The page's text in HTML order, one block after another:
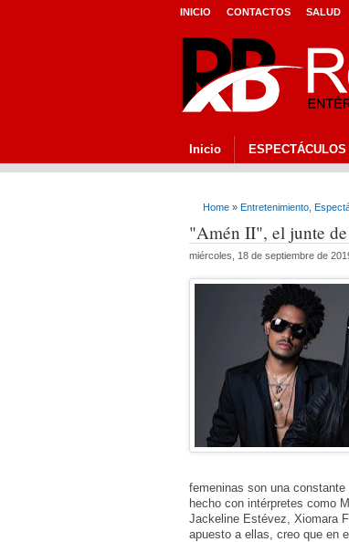
INICIO CONTACTOS SALUD
Inicio ESPECTÁCULOS
Home » Entretenimiento
"Amén II", el junte
miércoles, 18 de septiembre de
femeninas son una
hecho con intérpretes como
Jackeline Estévez, Xiomara
apuesto a ellas, creo que en